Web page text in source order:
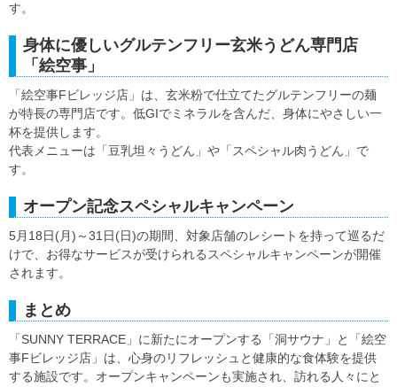
す。
身体に優しいグルテンフリー玄米うどん専門店
「絵空事」
「絵空事Fビレッジ店」は、玄米粉で仕立てたグルテンフリーの麺
が特長の専門店です。低GIでミネラルを含んだ、身体にやさしい一
杯を提供します。
代表メニューは「豆乳坦々うどん」や「スペシャル肉うどん」で
す。
オープン記念スペシャルキャンペーン
5月18日(月)～31日(日)の期間、対象店舗のレシートを持って巡るだ
けで、お得なサービスが受けられるスペシャルキャンペーンが開催
されます。
まとめ
「SUNNY TERRACE」に新たにオープンする「洞サウナ」と「絵空
事Fビレッジ店」は、心身のリフレッシュと健康的な食体験を提供
する施設です。オープンキャンペーンも実施され、訪れる人々にと